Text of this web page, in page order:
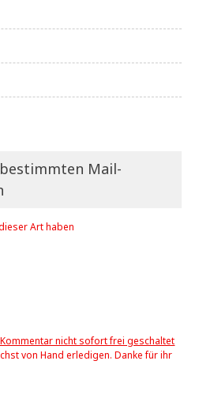
Mail-
Art haben
nicht sofort frei geschaltet
von Hand erledigen. Danke für ihr